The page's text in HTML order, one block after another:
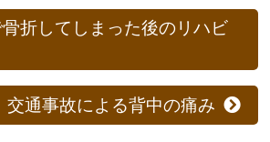
折してしまった後のリハビ
交通事故による背中の痛み